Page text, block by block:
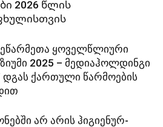
2026 წლის
ყოველწლიური
2025 – მედიაჰოლდინგი
დგას ქართული წარმოების
არ არის ჰიგიენურ-